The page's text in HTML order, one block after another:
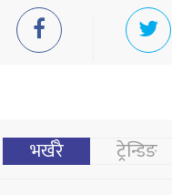
भर्खरै ट्रेन्डिङ